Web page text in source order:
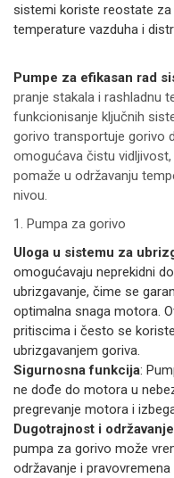
sistemi koriste reostate
temperature vazduha i
Pumpe za efikasan rad
pranje stakala i rashladnu
funkcionisanje ključnih
gorivo transportuje gorivo
omogućava čistu
pomaže u održavanju
nivou.
1. Pumpa za gorivo
Uloga u sistemu za
omogućavaju neprekidni
ubrizgavanje, čime se
optimalna snaga motora.
pritiscima i često se
ubrizgavanjem goriva.
Sigurnosna funkcija:
ne dođe do motora u
pregrevanje motora i
Dugotrajnost i održavanje
pumpa za gorivo može
održavanje i